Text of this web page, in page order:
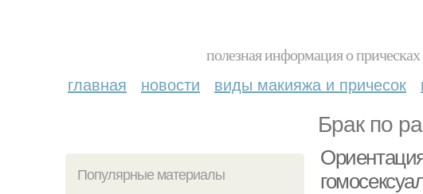
полезная информация о
главная новости виды макияжа и причесок
Брак по
Популярные материалы